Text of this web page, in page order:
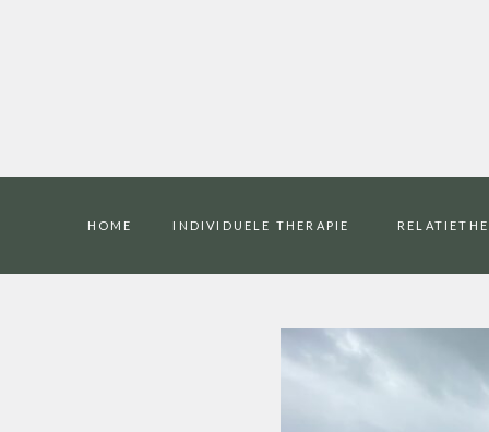
HOME INDIVIDUELE THERAPIE